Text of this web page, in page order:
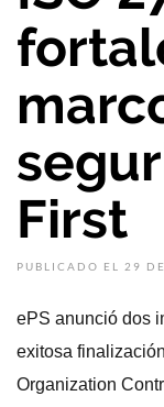
First
PUBLICADO EL 29
ePS anunció dos
exitosa
Organization